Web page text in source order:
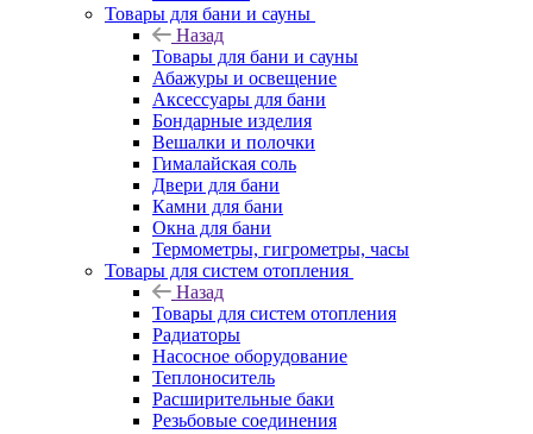
Товары для бани и сауны
Назад
Товары для бани и сауны
Абажуры и освещение
Аксессуары для бани
Бондарные изделия
Вешалки и полочки
Гималайская соль
Двери для бани
Камни для бани
Окна для бани
Термометры, гигрометры, часы
Товары для систем отопления
Назад
Товары для систем отопления
Радиаторы
Насосное оборудование
Теплоноситель
Расширительные баки
Резьбовые соединения